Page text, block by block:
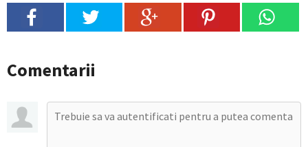
Comentarii